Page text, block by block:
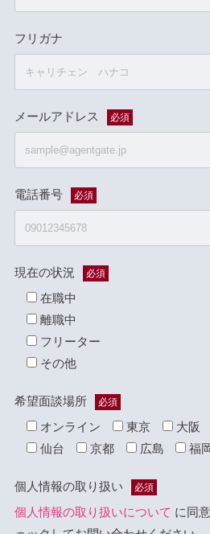
フリガナ
メールアドレス 必須
電話番号 必須
現在の状況 必須
在職中
離職中
フリーター
その他
希望面談場所 必須
オンライン 東京 大阪
仙台
京都 広島 福
個人情報の取り扱い 必須
個人情報の取り扱いについて に同